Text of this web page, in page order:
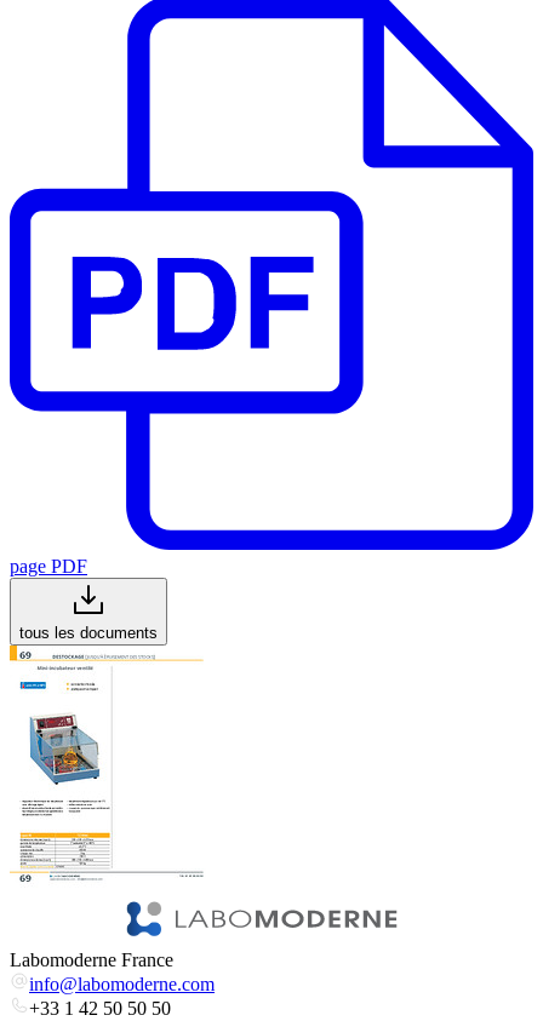
page PDF
tous les documents
Labomoderne France
info@labomoderne.com
+33 1 42 50 50 50